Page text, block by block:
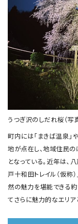
うつぎ沢のしだれ桜（写
町内には「まきば温泉」
地が点在し、地域住民
となっている。近年は、
戸十和田トレイル（仮称
然の魅力を堪能できる
てさらに魅力的なエリア